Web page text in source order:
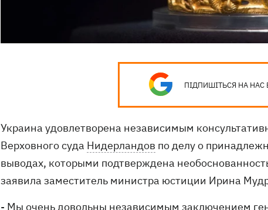
ПІДПИШІТЬСЯ НА НАС
Украина удовлетворена независимым
Верховного суда Нидерландов по делу о
выводах, которыми подтверждена
заявила заместитель министра юстиции Ирина
- Мы очень довольны независимым заключением